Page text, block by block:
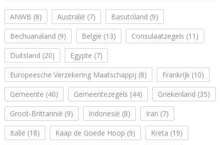
ANWB (8) Australië (7) Basutoland (9)
Bechuanaland (9) België (13) Consulaatzegels (11)
Duitsland (20) Egypte (7)
Europeesche Verzekering Maatschappij (8) Frankrijk(10)
Gemeente (40) Gemeentezegels (44) Griekenland (35)
Groot-Brittannië (9) Indonesië (8) Iran (7)
Italië (18) Kaap de Goede Hoop (9) Kreta (19)